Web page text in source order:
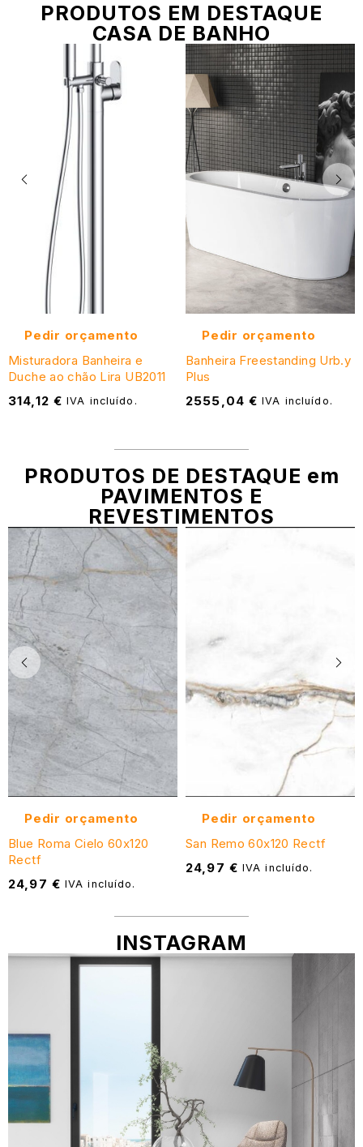
PRODUTOS EM DESTAQUE
CASA DE BANHO
Pedir orçamento
Misturadora Banheira e
Duche ao chão Lira UB2011
314,12 € IVA incluído.
Pedir orçamento
Banheira Freestanding Urb.y
Plus
2555,04 € IVA incluído.
PRODUTOS DE DESTAQUE em
PAVIMENTOS E
REVESTIMENTOS
Pedir orçamento
Blue Roma Cielo 60x120
Rectf
24,97 € IVA incluído.
Pedir orçamento
San Remo 60x120 Rectf
24,97 € IVA incluído.
INSTAGRAM